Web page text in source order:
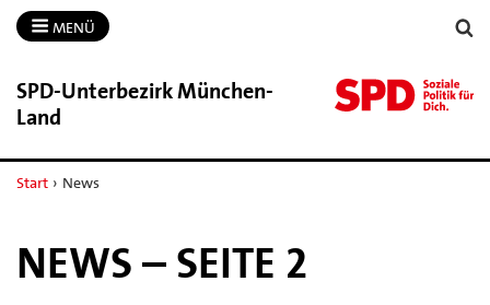
MENÜ
SPD-​Unterbezirk München-​
Land
Start › News
NEWS – SEITE 2